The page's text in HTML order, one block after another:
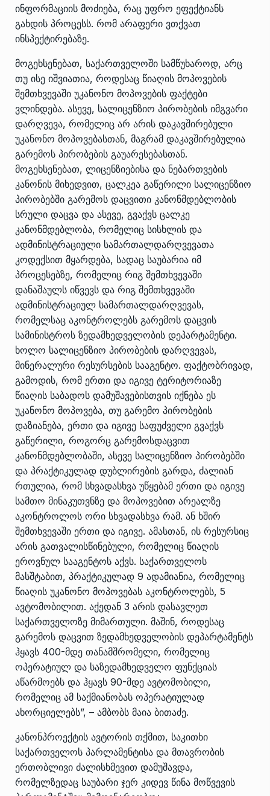
ინფორმაციის მოძიება, რაც უფრო ეფექტიანს
გახდის პროცესს. რომ არაფერი ვთქვათ
ინსპექტირებაზე.
მოგეხსენებათ, საქართველოში სამწუხაროდ, არც
თუ ისე იშვიათია, როდესაც წიაღის მოპოვების
შემთხვევაში უკანონო მოპოვების ფაქტები
ვლინდება. ასევე, სალიცენზიო პირობების იმგვარი
დარღვევა, რომელიც არ არის დაკავშირებული
უკანონო მოპოვებასთან, მაგრამ დაკავშირებულია
გარემოს პირობების გაუარესებასთან.
მოგეხსენებათ, ლიცენზიებისა და ნებართვების
კანონის მიხედვით, ცალკეა გაწერილი სალიცენზიო
პირობებში გარემოს დაცვითი კანონმდებლობის
სრული დაცვა და ასევე, გვაქვს ცალკე
კანონმდებლობა, რომელიც სისხლის და
ადმინისტრაციული სამართალდარღვევათა
კოდექსით მყარდება, სადაც საუბარია იმ
პროცესებზე, რომელიც რიგ შემთხვევაში
დანაშაულს იწვევს და რიგ შემთხვევაში
ადმინისტრაციულ სამართალდარღვევას,
რომელსაც აკონტროლებს გარემოს დაცვის
სამინისტროს ზედამხედველობის დეპარტამენტი.
ხოლო სალიცენზიო პირობების დარღვევას,
მინერალური რესურსების სააგენტო. ფაქტობრივად,
გამოდის, რომ ერთი და იგივე ტერიტორიაზე
წიაღის საბადოს დამუშავებისთვის იქნება ეს
უკანონო მოპოვება, თუ გარემო პირობების
დაზიანება, ერთი და იგივე საფუძველი გვაქვს
გაწერილი, როგორც გარემოსდაცვით
კანონმდებლობაში, ასევე სალიცენზიო პირობებში
და პრაქტიკულად დუბლირების გარდა, ძალიან
რთულია, რომ სხვადასხვა უწყებამ ერთი და იგივე
სამთო მინაკუთვნზე და მოპოვებით არეალზე
აკონტროლოს ორი სხვადასხვა რამ. ან ხშირ
შემთხვევაში ერთი და იგივე. ამასთან, ის რესურსიც
არის გათვალისწინებული, რომელიც წიაღის
ეროვნულ სააგენტოს აქვს. საქართველოს
მასშტაბით, პრაქტიკულად 9 ადამიანია, რომელიც
წიაღის უკანონო მოპოვებას აკონტროლებს, 5
ავტომობილით. აქედან 3 არის დასავლეთ
საქართველოზე მიმართული. მაშინ, როდესაც
გარემოს დაცვით ზედამხედველობის დეპარტამენტს
ჰყავს 400-მდე თანამშრომელი, რომელიც
ოპერატიულ და საზედამხედველო ფუნქციას
აწარმოებს და ჰყავს 90-მდე ავტომობილი,
რომელიც ამ საქმიანობას ოპერატიულად
ახორციელებს”, – ამბობს მაია ბითაძე.
კანონპროექტის ავტორის თქმით, საკითხი
საქართველოს პარლამენტისა და მთავრობის
ერთობლივი ძალისხმევით დამუშავდა,
რომელზედაც საუბარი ჯერ კიდევ წინა მოწვევის